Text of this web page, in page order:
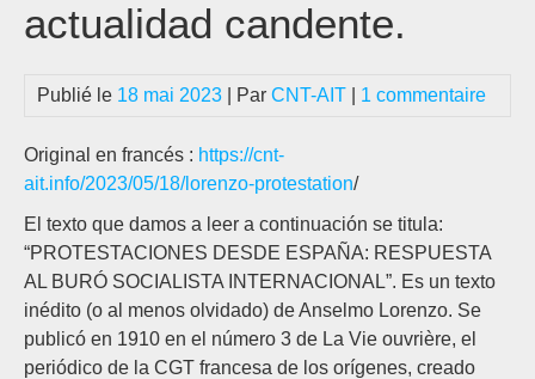
actualidad candente.
Publié le 18 mai 2023 | Par CNT-AIT 1 commentaire
Original en francés : https://cnt-
ait.info/2023/05/18/lorenzo-protestation/
El texto que damos a leer a continuación se titula:
“PROTESTACIONES DESDE ESPAÑA: RESPUESTA
AL BURÓ SOCIALISTA INTERNACIONAL”. Es un texto
inédito (o al menos olvidado) de Anselmo Lorenzo. Se
publicó en 1910 en el número 3 de La Vie ouvrière, el
periódico de la CGT francesa de los orígenes, creado